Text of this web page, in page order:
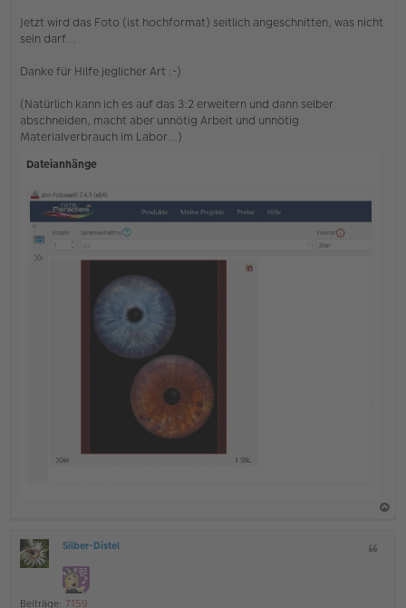
e
t
a
Jetzt wird das Foto (ist hochformat) seitlich angeschnitten, was nicht
sein darf...
Danke für Hilfe jeglicher Art :-)
(Natürlich kann ich es auf das 3:2 erweitern und dann selber
abschneiden, macht aber unnötig Arbeit und unnötig
Materialverbrauch im Labor...)
Dateianhänge
ff
Silber-Distel
Beiträge: 7159